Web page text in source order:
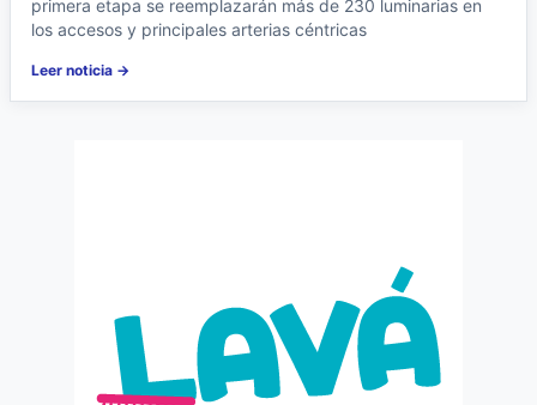
primera etapa se reemplazarán más de 230 luminarias en
los accesos y principales arterias céntricas
Leer noticia →